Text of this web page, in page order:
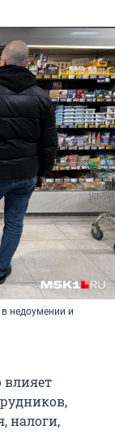
недоумении и
влияет
налоги,